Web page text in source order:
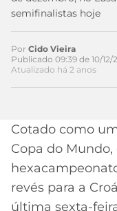
DE
APOSTAS
2026
CÓDIGO
DE
BET365
TIMES
MEU
TIME
SÃO
PAULO
A
COPA
MERCADO
DA
BOLA
semifinalistas hoje
no Twitter
Por Cido Vieira
Publicado 09:39 de 10/12/
Atualizado há 2 anos
Cotado como
Copa do
revés para a
última sexta-